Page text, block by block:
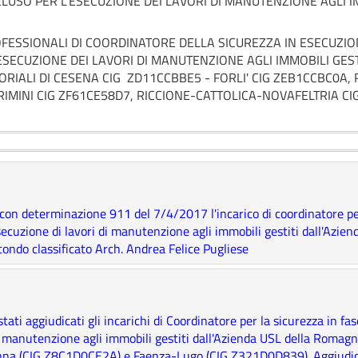
DI COORDINATORE DELLA SICUREZZA IN
DEI LAVORI DI MANUTENZIONE AGLI IMMOBILI
DI CESENA CIG ZD11CCBBE5 - FORLI' CIG
CIG ZF61CE58D7, RICCIONE-CATTOLICA-NOVAFELTRIA
determinazione 911 del 7/4/2017 l'incarico di coordinatore
di lavori di manutenzione agli immobili gestiti
classificato Arch. Andrea Felice Pugliese
aggiudicati gli incarichi di Coordinatore per la sicurezza in
agli immobili gestiti dall'Azienda USL della